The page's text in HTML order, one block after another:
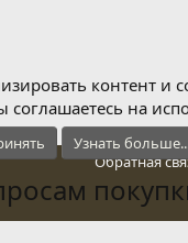
Обратная
контент и
соглашаетесь на
Узнать